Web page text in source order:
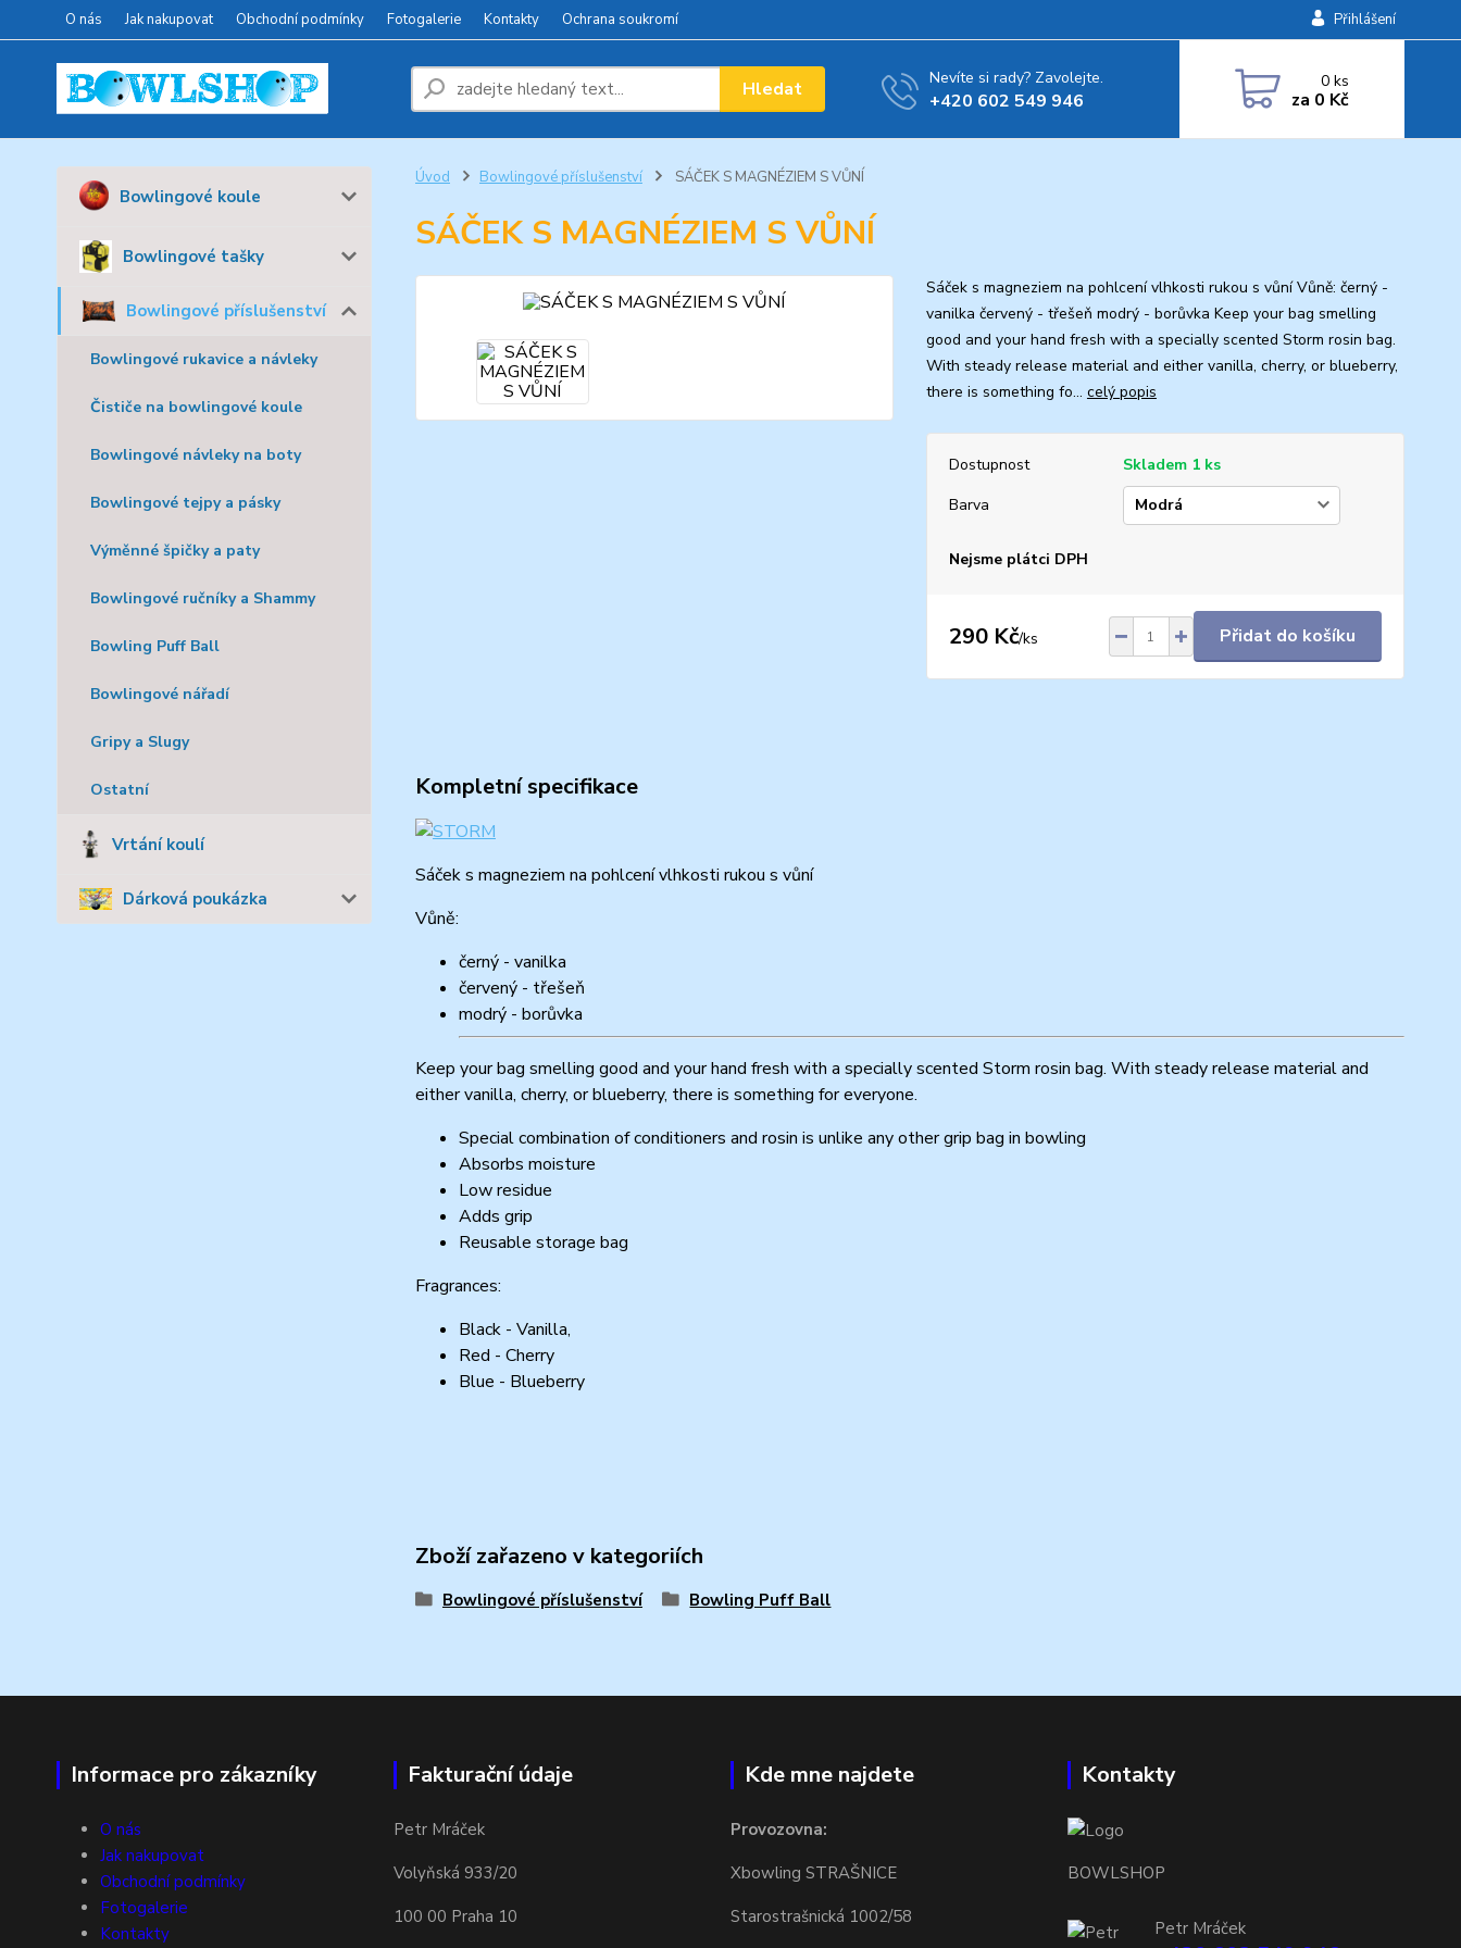
O nás Jak nakupovat Obchodní podmínky Fotogalerie Kontakty Ochrana soukromí Přihlášení
Hledat Nevíte si rady? Zavolejte.
+420 602 549 946
0ks
za 0 Kč
Bowlingové koule
Bowlingové tašky
Bowlingové příslušenství
Bowlingové rukavice a návleky
Čističe na bowlingové koule
Bowlingové návleky na boty
Bowlingové tejpy a pásky
Výměnné špičky a paty
Bowlingové ručníky a Shammy
Bowling Puff Ball
Bowlingové nářadí
Gripy a Slugy
Ostatní
Vrtání koulí
Dárková poukázka
Úvod Bowlingové příslušenství SÁČEK S MAGNÉZIEM S VŮNÍ
SÁČEK S MAGNÉZIEM S VŮNÍ
Sáček s magneziem na pohlcení vlhkosti rukou s vůní Vůně: černý -
vanilka červený - třešeň modrý - borůvka Keep your bag smelling
good and your hand fresh with a specially scented Storm rosin bag.
With steady release material and either vanilla, cherry, or blueberry,
there is something fo... celý popis
Dostupnost
Skladem 1 ks
Barva
Nejsme plátci DPH
290 Kč/ks Přidat do košíku
Kompletní specifikace
Sáček s magneziem na pohlcení vlhkosti rukou s vůní
Vůně:
černý - vanilka
červený - třešeň
modrý - borůvka
Keep your bag smelling good and your hand fresh with a specially scented Storm rosin bag. With steady release material and
either vanilla, cherry, or blueberry, there is something for everyone.
Special combination of conditioners and rosin is unlike any other grip bag in bowling
Absorbs moisture
Low residue
Adds grip
Reusable storage bag
Fragrances:
Black - Vanilla,
Red - Cherry
Blue - Blueberry
Zboží zařazeno v kategoriích
Bowlingové příslušenství Bowling Puff Ball
Informace pro zákazníky
O nás
Jak nakupovat
Obchodní podmínky
Fotogalerie
Kontakty
Fakturační údaje
Petr Mráček
Volyňská 933/20
100 00 Praha 10
Kde mne najdete
Provozovna:
Xbowling STRAŠNICE
Starostrašnická 1002/58
Kontakty
BOWLSHOP
Petr Mráček